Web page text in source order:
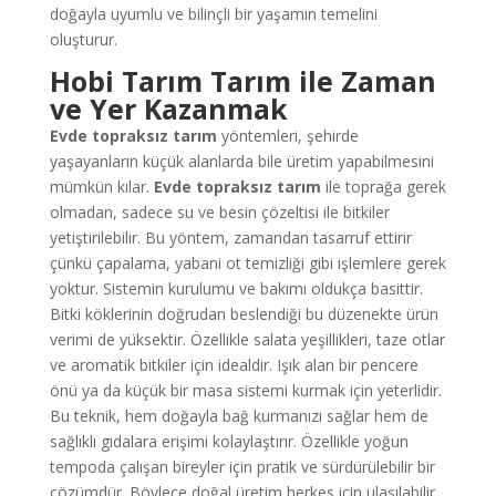
doğayla uyumlu ve bilinçli bir yaşamın temelini
oluşturur.
Hobi Tarım Tarım ile Zaman
ve Yer Kazanmak
Evde topraksız tarım yöntemleri, şehirde
yaşayanların küçük alanlarda bile üretim yapabilmesini
mümkün kılar. Evde topraksız tarım ile toprağa gerek
olmadan, sadece su ve besin çözeltisi ile bitkiler
yetiştirilebilir. Bu yöntem, zamandan tasarruf ettirir
çünkü çapalama, yabani ot temizliği gibi işlemlere gerek
yoktur. Sistemin kurulumu ve bakımı oldukça basittir.
Bitki köklerinin doğrudan beslendiği bu düzenekte ürün
verimi de yüksektir. Özellikle salata yeşillikleri, taze otlar
ve aromatik bitkiler için idealdir. Işık alan bir pencere
önü ya da küçük bir masa sistemi kurmak için yeterlidir.
Bu teknik, hem doğayla bağ kurmanızı sağlar hem de
sağlıklı gıdalara erişimi kolaylaştırır. Özellikle yoğun
tempoda çalışan bireyler için pratik ve sürdürülebilir bir